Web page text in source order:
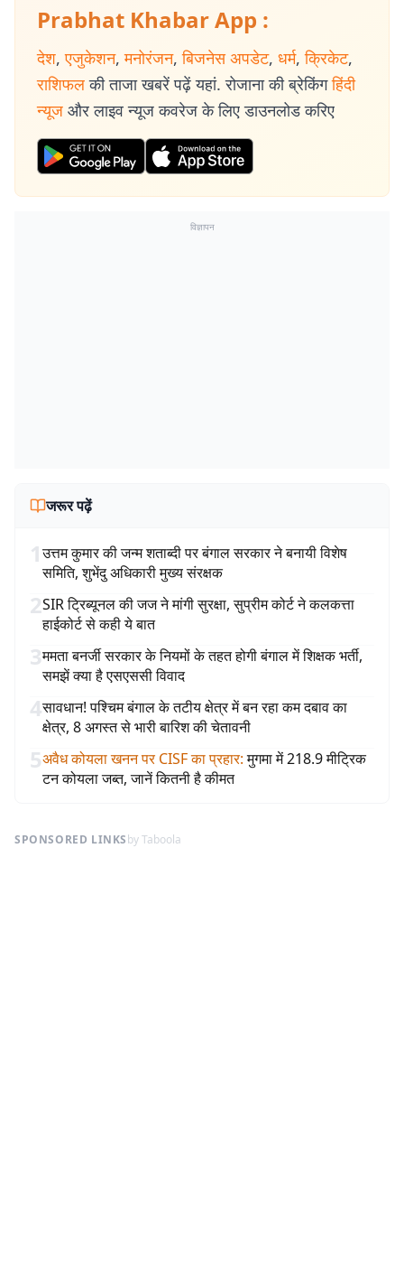
Prabhat Khabar App :
देश, एजुकेशन, मनोरंजन, बिजनेस अपडेट, धर्म, क्रिकेट,
राशिफल की ताजा खबरें पढ़ें यहां. रोजाना की ब्रेकिंग हिंदी
न्यूज और लाइव न्यूज कवरेज के लिए डाउनलोड करिए
विज्ञापन
जरूर पढ़ें
1उत्तम कुमार की जन्म शताब्दी पर बंगाल सरकार ने बनायी विशेष
समिति, शुभेंदु अधिकारी मुख्य संरक्षक
2SIR ट्रिब्यूनल की जज ने मांगी सुरक्षा, सुप्रीम कोर्ट ने कलकत्ता
हाईकोर्ट से कही ये बात
3ममता बनर्जी सरकार के नियमों के तहत होगी बंगाल में शिक्षक भर्ती,
समझें क्या है एसएससी विवाद
4सावधान! पश्चिम बंगाल के तटीय क्षेत्र में बन रहा कम दबाव का
क्षेत्र, 8 अगस्त से भारी बारिश की चेतावनी
5अवैध कोयला खनन पर CISF का प्रहार: मुगमा में 218.9 मीट्रिक
टन कोयला जब्त, जानें कितनी है कीमत
SPONSORED LINKSby Taboola